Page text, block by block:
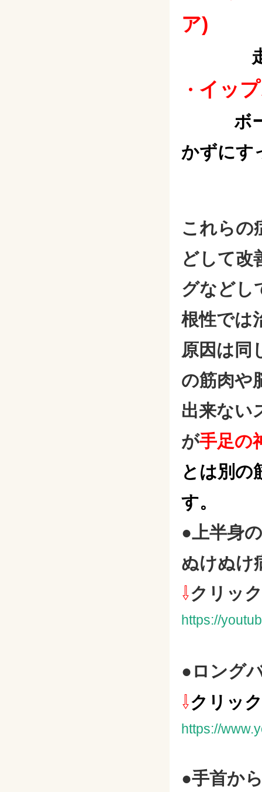
ア)
・ イッ
ボ
かずにす
これらの
どして改
グなど
根性では
原因は同
の筋肉や
出来ない
が手足の
とは別の
す。
●上半身
ぬけぬけ
⇩クリッ
https://
●ロング
⇩クリッ
https://
●手首か